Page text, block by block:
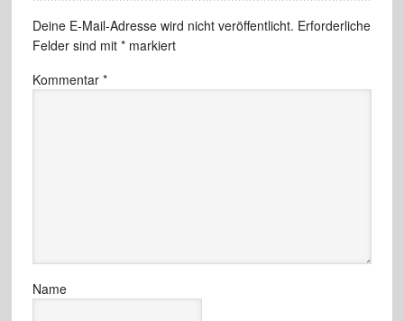
Deine E-Mail-Adresse wird nicht veröffentlicht. Erforderliche
Felder sind mit *markiert
Kommentar *
Name